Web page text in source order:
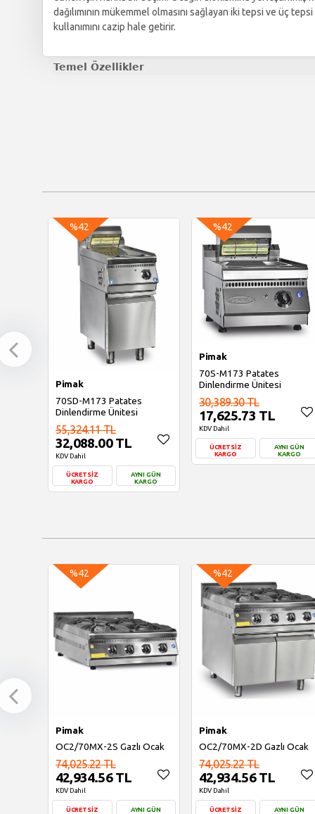
dağılımının mükemmel olmasını sağlayan iki tepsi ve üç
kullanımını cazip hale getirir.
Temel Özellikler
%42
Pimak
70SD-M173 Patates
Dinlendirme Ünitesi
55,324.11 TL
32,088.00 TL
KDV Dahil
ÜCRETSİZ
KARGO
AYNI GÜN
KARGO
%42
Pimak
70S-M173 Patates
Dinlendirme Ünitesi
30,389.30 TL
17,625.73 TL
KDV Dahil
ÜCRETSİZ
KARGO
AYNI GÜN
KARGO
%42
Pimak
OC2/70MX-2S Gazlı Ocak
74,025.22 TL
42,934.56 TL
KDV Dahil
ÜCRETSİZ
AYNI GÜN
%42
Pimak
OC2/70MX-2D Gazlı Ocak
74,025.22 TL
42,934.56 TL
KDV Dahil
ÜCRETSİZ
AYNI GÜN